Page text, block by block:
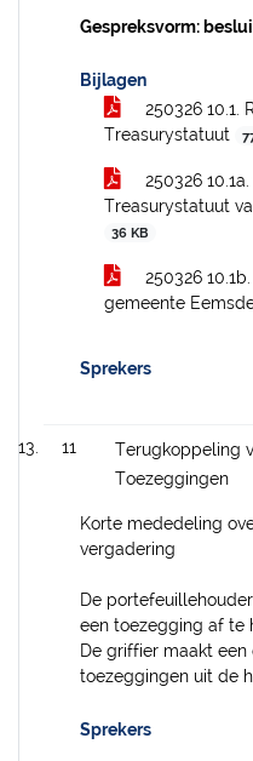
Gespreksvorm:
Bijlagen
250326 10.1.
Treasurystatuut
250326
Treasurystatuut
36 KB
250326
gemeente
Sprekers
11
Terugkoppeling
Toezeggingen
Korte mededeling
vergadering
De
een toezegging af te
De griffier maakt
toezeggingen uit de
Sprekers